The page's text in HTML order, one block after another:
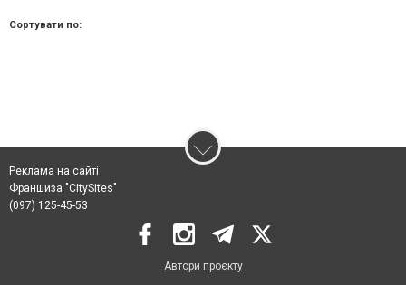
Сортувати по:
Реклама на сайті
Франшиза "CitySites"
(097) 125-45-53
Автори проєкту